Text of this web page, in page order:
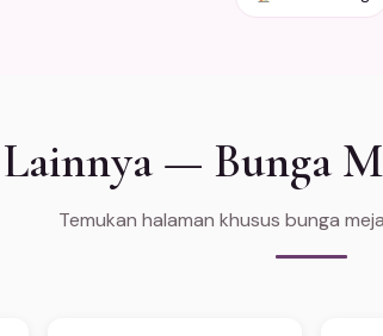
— Bunga
Temukan halaman khusus bunga